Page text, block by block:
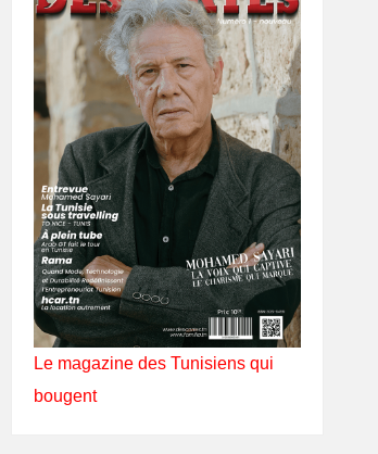
Le magazine des Tunisiens qui
bougent